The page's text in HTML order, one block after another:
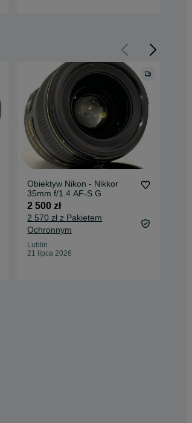
Obiektyw Nikon - Nikkor
35mm f/1.4 AF-S G
2 500 zł
2 570 zł z Pakietem
Ochronnym
Lublin
21 lipca 2026